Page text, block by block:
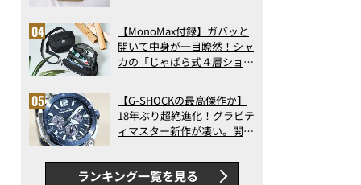
記事ランキングベスト3】
（2026年6月版）
【MonoMax付録】ガバッと
開いて中身が一目瞭然！シャ
カの「じゃばら式４層ショル
った！
【G-SHOCKの最高傑作か】
18年ぶり超絶進化！グラビテ
ィマスター新作が凄い。開発
新ムーブメントの衝撃
ランキング一覧を見る